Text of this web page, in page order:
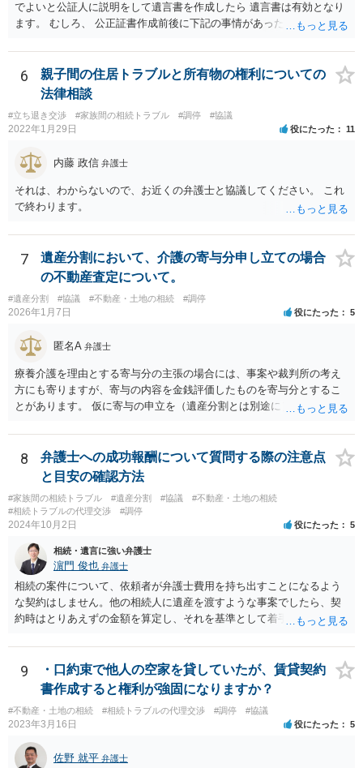
でよいと公証人に説明をして遺言書を作成したら 遺言書は有効となり
ます。 むしろ、 公正証書作成前後に下記の事情があったことが証明で
月に携帯が新しくなった母からの第一声は「ここにいたら殺される」
「面会に来てくれ」で、長男に聞くと「面会は出来ない。俺は携帯電
話の使い方を教える為に会っている」「母の話は聞かなくて良い」と
電話が切れました。その後の電話でも「食事に毒が入っている」「体
にチップが埋められている」等、おかしかったです。 当時の診療記
録、介護認定の資料、介護記録を取得して 弁護士に面談で相談された
方がよいと思います。
6
親子間の住居トラブルと所有物の権利についての
法律相談
#立ち退き交渉 #家族間の相続トラブル #調停 #協議
2022年1月29日 役にたった 11
内藤 政信 弁護士
それは、わからないので、お近くの弁護士と協議してください。 これ
で終わります。
7
遺産分割において、介護の寄与分申し立ての場合
の不動産査定について。
#遺産分割 #協議 #不動産・土地の相続 #調停
2026年1月7日 役にたった 5
匿名A 弁護士
療養介護を理由とする寄与分の主張の場合には、事案や裁判所の考え
方にも寄りますが、寄与の内容を金銭評価したものを寄与分とするこ
とがあります。 仮に寄与の申立を（遺産分割とは別途に）して、その
価）は不要ということもあります。 ただ、前提として、遺産分割はし
なければならないでしょうから、現実的にはいずれにせよ不動産評価
は必要でしょう。
8
弁護士への成功報酬について質問する際の注意点
と目安の確認方法
#家族間の相続トラブル #遺産分割 #協議
#不動産・土地の相続
#相続トラブルの代理交渉
#調停
2024年10月2日 役にたった 5
相続・遺言に強い弁護士
濵門 俊也 弁護士
相続の案件について、依頼者が弁護士費用を持ち出すことになるよう
な契約はしません。他の相続人に遺産を渡すような事案でしたら、契
約時はとりあえずの金額を算定し、それを基準として着手金を設定
あり得ます。 今後の見通しを言わないで契約はできないです。依頼者
が納得できる説明を受けるべきです。
9
・口約束で他人の空家を貸していたが、賃貸契約
書作成すると権利が強固になりますか？
#不動産・土地の相続 #相続トラブルの代理交渉 #調停 #協議
2023年3月16日 役にたった 5
佐野 就平 弁護士